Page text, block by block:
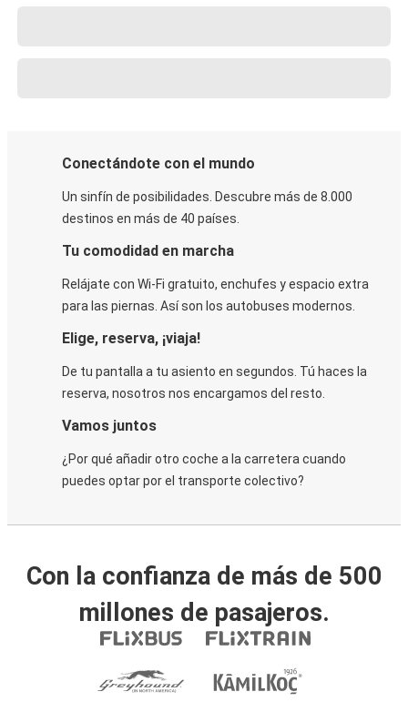
Conectándote con el mundo
Un sinfín de posibilidades. Descubre más de 8.000
destinos en más de 40 países.
Tu comodidad en marcha
Relájate con Wi-Fi gratuito, enchufes y espacio extra
para las piernas. Así son los autobuses modernos.
Elige, reserva, ¡viaja!
De tu pantalla a tu asiento en segundos. Tú haces la
reserva, nosotros nos encargamos del resto.
Vamos juntos
¿Por qué añadir otro coche a la carretera cuando
puedes optar por el transporte colectivo?
Con la confianza de más de 500
millones de pasajeros.